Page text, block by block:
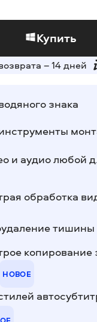
Купить
– 14 дней
знака
и аудио любой
обработка
тишины
копирование
НОВОЕ